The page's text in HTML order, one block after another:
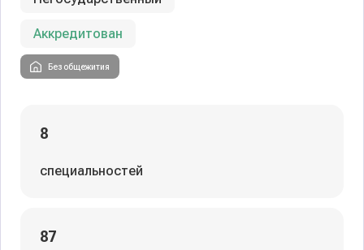
Аккредитован
Без общежития
8
специальностей
87